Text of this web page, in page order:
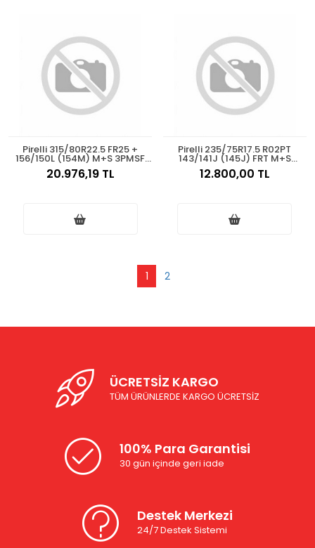
Pirelli 315/80R22.5 FR25 +
156/150L (154M) M+S 3PMSF
Asfalt Düz 2025
20.976,19 TL
Pirelli 235/75R17.5 R02PT
143/141J (145J) FRT M+S
3PMSF Asfalt Treyler 2025
12.800,00 TL
1 2
ÜCRETSİZ KARGO
TÜM ÜRÜNLERDE KARGO ÜCRETSİZ
100% Para Garantisi
30 gün içinde geri iade
Destek Merkezi
24/7 Destek Sistemi